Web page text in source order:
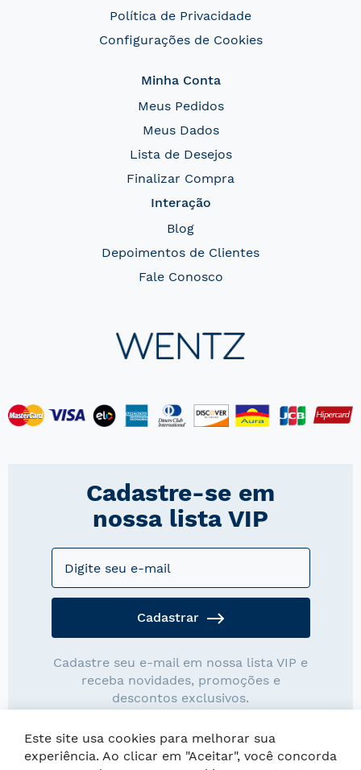
Política de Privacidade
Configurações de Cookies
Minha Conta
Meus Pedidos
Meus Dados
Lista de Desejos
Finalizar Compra
Interação
Blog
Depoimentos de Clientes
Fale Conosco
Cadastre-se em
nossa lista VIP
Cadastrar
Cadastre seu e-mail em nossa lista VIP e
receba novidades, promoções e
descontos exclusivos.
Este site usa cookies para melhorar sua
experiência. Ao clicar em "Aceitar", você concorda